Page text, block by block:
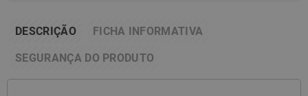
DESCRIÇÃO FICHA INFORMATIVA
SEGURANÇA DO PRODUTO